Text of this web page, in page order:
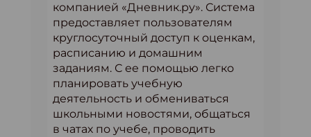
компанией «Дневник.ру». Система
предоставляет пользователям
круглосуточный доступ к оценкам,
расписанию и домашним
заданиям. С ее помощью легко
планировать учебную
деятельность и обмениваться
школьными новостями, общаться
в чатах по учебе, проводить